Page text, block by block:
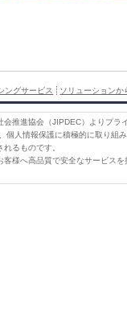
ングサービス ソリューションか
会推進協会（JIPDEC）よりプラ
個人情報保護に積極的に取り組
るものです。
様へ高品質で安全なサービス